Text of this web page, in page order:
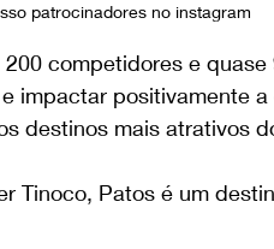
patrocinadores no instagram
competidores e
impactar positivamente
destinos mais atrativos
Tinoco, Patos é um